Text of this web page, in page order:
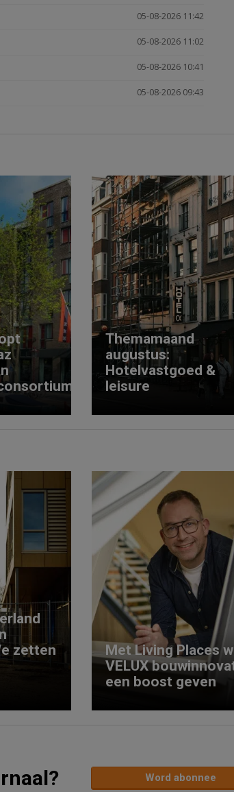
05-08-2026 11:42
05-08-2026 11:02
05-08-2026 10:41
05-08-2026 09:43
Themamaand
augustus:
Hotelvastgoed &
leisure
zetten
Met Living Places
VELUX
een boost geven
Word abonnee